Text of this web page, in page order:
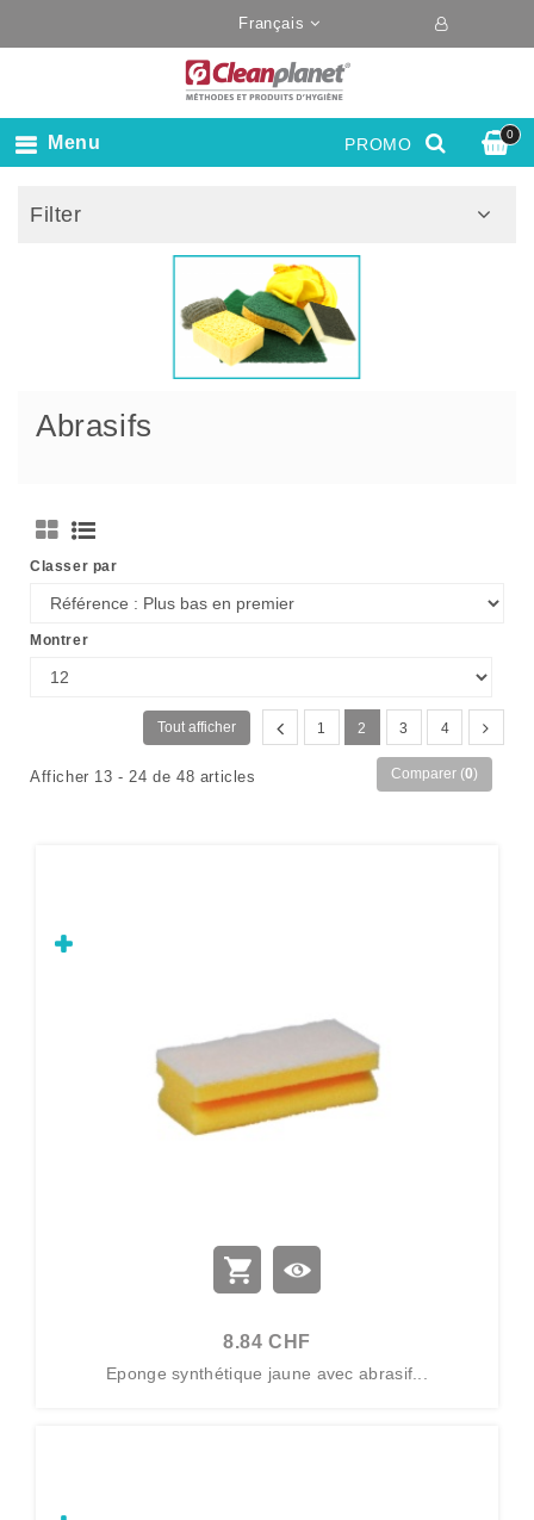
Français
Menu 0
PROMO
Filter
Abrasifs
Classer par
Montrer
Tout afficher 1 2 3 4
Afficher 13 - 24 de 48 articles Comparer (0)
8.84 CHF
Eponge synthétique jaune avec abrasif...